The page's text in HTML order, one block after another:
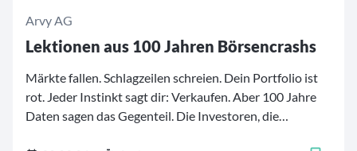
Arvy AG
Lektionen aus 100 Jahren Börsencrashs
Märkte fallen. Schlagzeilen schreien. Dein Portfolio ist
rot. Jeder Instinkt sagt dir: Verkaufen. Aber 100 Jahre
Daten sagen das Gegenteil. Die Investoren, die